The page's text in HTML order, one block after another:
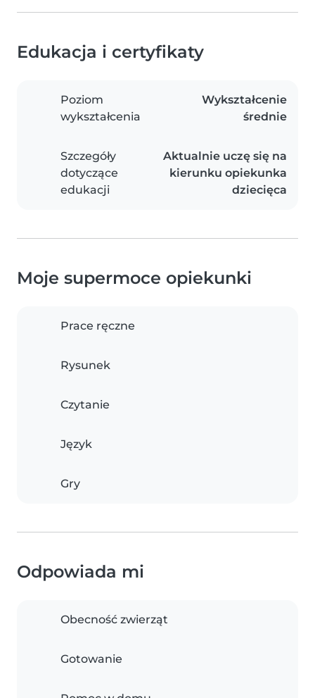
Edukacja i certyfikaty
Poziom
wykształcenia
Wykształcenie
średnie
Szczegóły
dotyczące
edukacji
Aktualnie uczę się na
kierunku opiekunka
dziecięca
Moje supermoce opiekunki
Prace ręczne
Rysunek
Czytanie
Język
Gry
Odpowiada mi
Obecność zwierząt
Gotowanie